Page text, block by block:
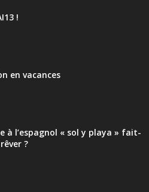
!
en vacances
à l’espagnol « sol y playa » fait-
?